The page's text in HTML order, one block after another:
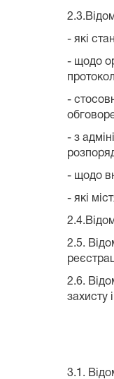
- які
- щодо
-
- з
- щодо
- які
2.5.
2.6.
захисту
3.1.